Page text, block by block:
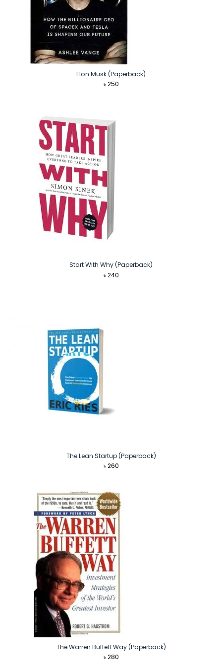
Elon Musk (Paperback)
৳250
Start With Why (Paperback)
৳240
The Lean Startup (Paperback)
৳260
The Warren Buffett Way (Paperback)
৳280